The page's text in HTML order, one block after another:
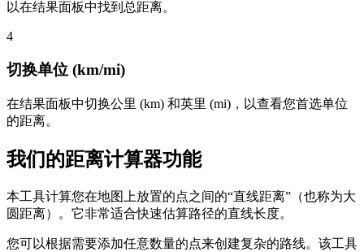
以在结果面板中找到总距离。
4
切换单位 (km/mi)
在结果面板中切换公里 (km) 和英里 (mi)，以查看您首选单位
的距离。
我们的距离计算器功能
本工具计算您在地图上放置的点之间的“直线距离”（也称为大
圆距离）。它非常适合快速估算路径的直线长度。
您可以根据需要添加任意数量的点来创建复杂的路线。该工具